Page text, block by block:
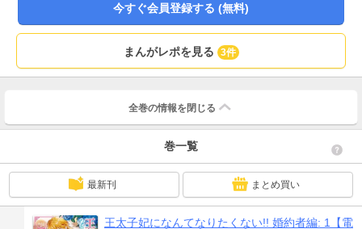
今すぐ会員登録する (無料)
まんがレポを見る 3件
全巻の情報を 閉じる
巻一覧
最新刊 まとめ買い
王太子妃になんてなりたくない!! 婚約者編: 1【電